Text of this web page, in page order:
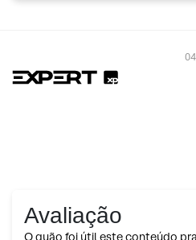
Avaliação
O quão foi útil este conteúdo